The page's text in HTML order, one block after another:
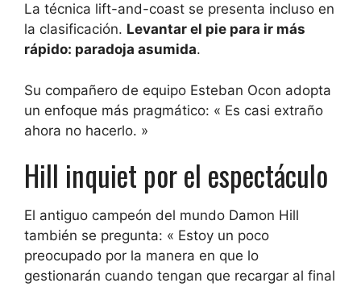
La técnica lift-and-coast se presenta incluso en
la clasificación. Levantar el pie para ir más
rápido: paradoja asumida.
Su compañero de equipo Esteban Ocon adopta
un enfoque más pragmático: « Es casi extraño
ahora no hacerlo. »
Hill inquiet por el espectáculo
El antiguo campeón del mundo Damon Hill
también se pregunta: « Estoy un poco
preocupado por la manera en que lo
gestionarán cuando tengan que recargar al final